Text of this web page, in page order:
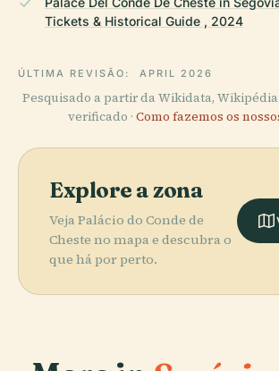
Tickets & Historical Guide , 2024
ÚLTIMA REVISÃO: APRIL 2026
Pesquisado a partir da Wikidata, Wikipédia
verificado · Como fazemos os
Explore a zona
Veja Palácio do Conde de
Cheste no mapa e descubra o
que há por perto.